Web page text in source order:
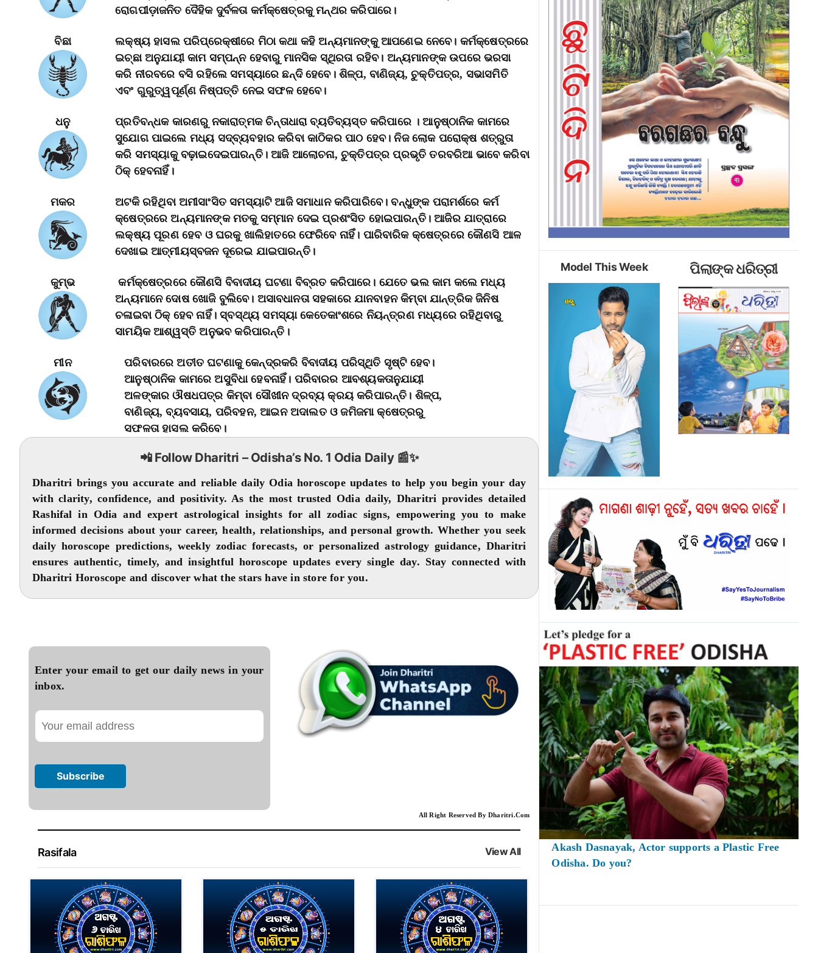
ରୋଗପୀଡ଼ାଜନିତ ଦୈହିକ ଦୁର୍ବଳତା କର୍ମକ୍ଷେତ୍ରକୁ ମନ୍ଥର କରିପାରେ।
ବିଛା
ଲକ୍ଷ୍ୟ ହାସଲ ପରିପ୍ରେକ୍ଷୀରେ ମିଠା କଥା କହି ଅନ୍ୟମାନଙ୍କୁ ଆପଣେଇ ନେବେ। କର୍ମକ୍ଷେତ୍ରରେ
ଇଚ୍ଛା ଅନୁଯାୟୀ କାମ ସମ୍ପନ୍ନ ହେବାରୁ ମାନସିକ ସ୍ଥିରତା ରହିବ। ଅନ୍ୟମାନଙ୍କ ଉପରେ ଭରସା
କରି ନୀରବରେ ବସି ରହିଲେ ସମସ୍ୟାରେ ଛନ୍ଦି ହେବେ। ଶିଳ୍ପ, ବାଣିଜ୍ୟ, ଚୁକ୍ତିପତ୍ର, ସଭାସମିତି
ଏବଂ ଗୁରୁତ୍ୱପୂର୍ଣ୍ଣ ନିଷ୍ପତ୍ତି ନେଇ ସଫଳ ହେବେ।
ଧନୁ
ପ୍ରତିବନ୍ଧକ କାରଣରୁ ନକାରାତ୍ମକ ଚିନ୍ତାଧାରା ବ୍ୟତିବ୍ୟସ୍ତ କରିପାରେ । ଆନୁଷ୍ଠାନିକ କାମରେ
ସୁଯୋଗ ପାଇଲେ ମଧ୍ୟ ସଦ୍‌ବ୍ୟବହାର କରିବା କାଠିକର ପାଠ ହେବ। ନିଜ ଲୋକ ପରୋକ୍ଷ ଶତ୍ରୁତା
କରି ସମସ୍ୟାକୁ ବଢ଼ାଇଦେଇପାରନ୍ତି। ଆଜି ଆଲୋଚନା, ଚୁକ୍ତିପତ୍ର ପ୍ରଭୃତି ତରବରିଆ ଭାବେ କରିବା
ଠିକ୍‌ ହେବନାହିଁ।
ମକର
ଅଟକି ରହିଥିବା ଅମୀସାଂସିତ ସମସ୍ୟାଟି ଆଜି ସମାଧାନ କରିପାରିବେ। ବନ୍ଧୁଙ୍କ ପରାମର୍ଶରେ କର୍ମ
କ୍ଷେତ୍ରରେ ଅନ୍ୟମାନଙ୍କ ମତକୁ ସମ୍ମାନ ଦେଇ ପ୍ରଶଂସିତ ହୋଇପାରନ୍ତି। ଆଜିର ଯାତ୍ରାରେ
ଲକ୍ଷ୍ୟ ପୂରଣ ହେବ ଓ ଘରକୁ ଖାଲିହାତରେ ଫେରିବେ ନାହିଁ। ପାରିବାରିକ କ୍ଷେତ୍ରରେ କୌଣସି ଆଳ
ଦେଖାଇ ଆତ୍ମୀୟସ୍ବଜନ ଦୂରେଇ ଯାଇପାରନ୍ତି।
କୁମ୍ଭ
କର୍ମକ୍ଷେତ୍ରରେ କୌଣସି ବିବାଦୀୟ ଘଟଣା ବିବ୍ରତ କରିପାରେ। ଯେତେ ଭଲ କାମ କଲେ ମଧ୍ୟ
ଅନ୍ୟମାନେ ଦୋଷ ଖୋଜି ବୁଲିବେ। ଅସାବଧାନତା ସହକାରେ ଯାନବାହନ କିମ୍ବା ଯାନ୍ତ୍ରିକ ଜିନିଷ
ଚଳାଇବା ଠିକ୍‌ ହେବ ନାହିଁ। ସ୍ବସ୍ଥ୍ୟ ସମସ୍ୟା କେତେକାଂଶରେ ନିୟନ୍ତ୍ରଣ ମଧ୍ୟରେ ରହିଥିବାରୁ
ସାମୟିକ ଆଶ୍ୱସ୍ତି ଅନୁଭବ କରିପାରନ୍ତି।
ମୀନ
ପରିବାରରେ ଅତୀତ ଘଟଣାକୁ କେନ୍ଦ୍ରକରି ବିବାଦୀୟ ପରିସ୍ଥିତି ସୃଷ୍ଟି ହେବ।
ଆନୁଷ୍ଠାନିକ କାମରେ ଅସୁବିଧା ହେବନାହିଁ। ପରିବାରର ଆବଶ୍ୟକତାନୁଯାୟୀ
ଅଳଙ୍କାର ଔଷଧପତ୍ର କିମ୍ବା ସୌଖୀନ ଦ୍ରବ୍ୟ କ୍ରୟ କରିପାରନ୍ତି। ଶିଳ୍ପ,
ବାଣିଜ୍ୟ, ବ୍ୟବସାୟ, ପରିବହନ, ଆଇନ ଅଦାଲତ ଓ ଜମିଜମା କ୍ଷେତ୍ରରୁ
ସଫଳତା ହାସଲ କରିବେ।
📲 Follow Dharitri – Odisha’s No. 1 Odia Daily 📰✨
Dharitri brings you accurate and reliable daily Odia horoscope updates to help you begin your day
with clarity, confidence, and positivity. As the most trusted Odia daily, Dharitri provides detailed
Rashifal in Odia and expert astrological insights for all zodiac signs, empowering you to make
informed decisions about your career, health, relationships, and personal growth. Whether you seek
daily horoscope predictions, weekly zodiac forecasts, or personalized astrology guidance, Dharitri
ensures authentic, timely, and insightful horoscope updates every single day. Stay connected with
Dharitri Horoscope and discover what the stars have in store for you.
Enter your email to get our daily news in your
inbox.
All Right Reserved By Dharitri.Com
Rasifala View All
Model This Week ପିଲାଙ୍କ ଧରିତ୍ରୀ
Akash Dasnayak, Actor supports a Plastic Free
Odisha. Do you?